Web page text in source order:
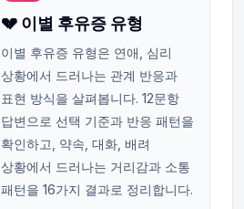
💔 이별 후유증 유형
이별 후유증 유형은 연애, 심리
상황에서 드러나는 관계 반응과
표현 방식을 살펴봅니다. 12문항
답변으로 선택 기준과 반응 패턴을
확인하고, 약속, 대화, 배려
상황에서 드러나는 거리감과 소통
패턴을 16가지 결과로 정리합니다.